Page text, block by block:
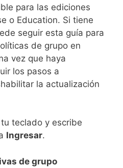
para las ediciones
o Education. Si tiene
seguir esta guía para
de grupo en
vez que haya
los pasos a
la actualización
teclado y escribe
Ingresar.
de grupo